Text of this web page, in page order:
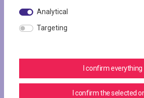
Analytical
Targeting
I confirm everything
I confirm the selected